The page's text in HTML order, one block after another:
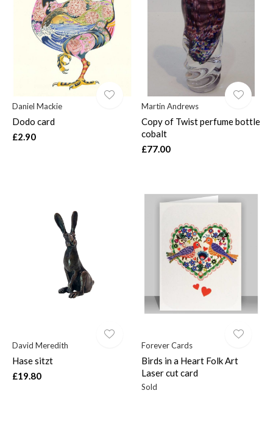
Daniel Mackie
Dodo card
£2.90
Martin Andrews
Copy of Twist perfume bottle
cobalt
£77.00
David Meredith
Hase sitzt
£19.80
Forever Cards
Birds in a Heart Folk Art
Laser cut card
Sold